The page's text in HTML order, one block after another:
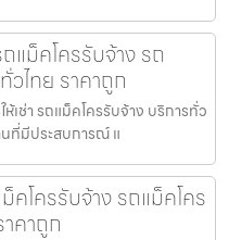
แม็คโครรับจ้าง รถ
วไทย ราคาถูก
เช่า รถแม็คโครรับจ้าง บริการทั่ว
นที่มีประสบการณ์ แ
คโครรับจ้าง รถแม็คโคร
คาถูก